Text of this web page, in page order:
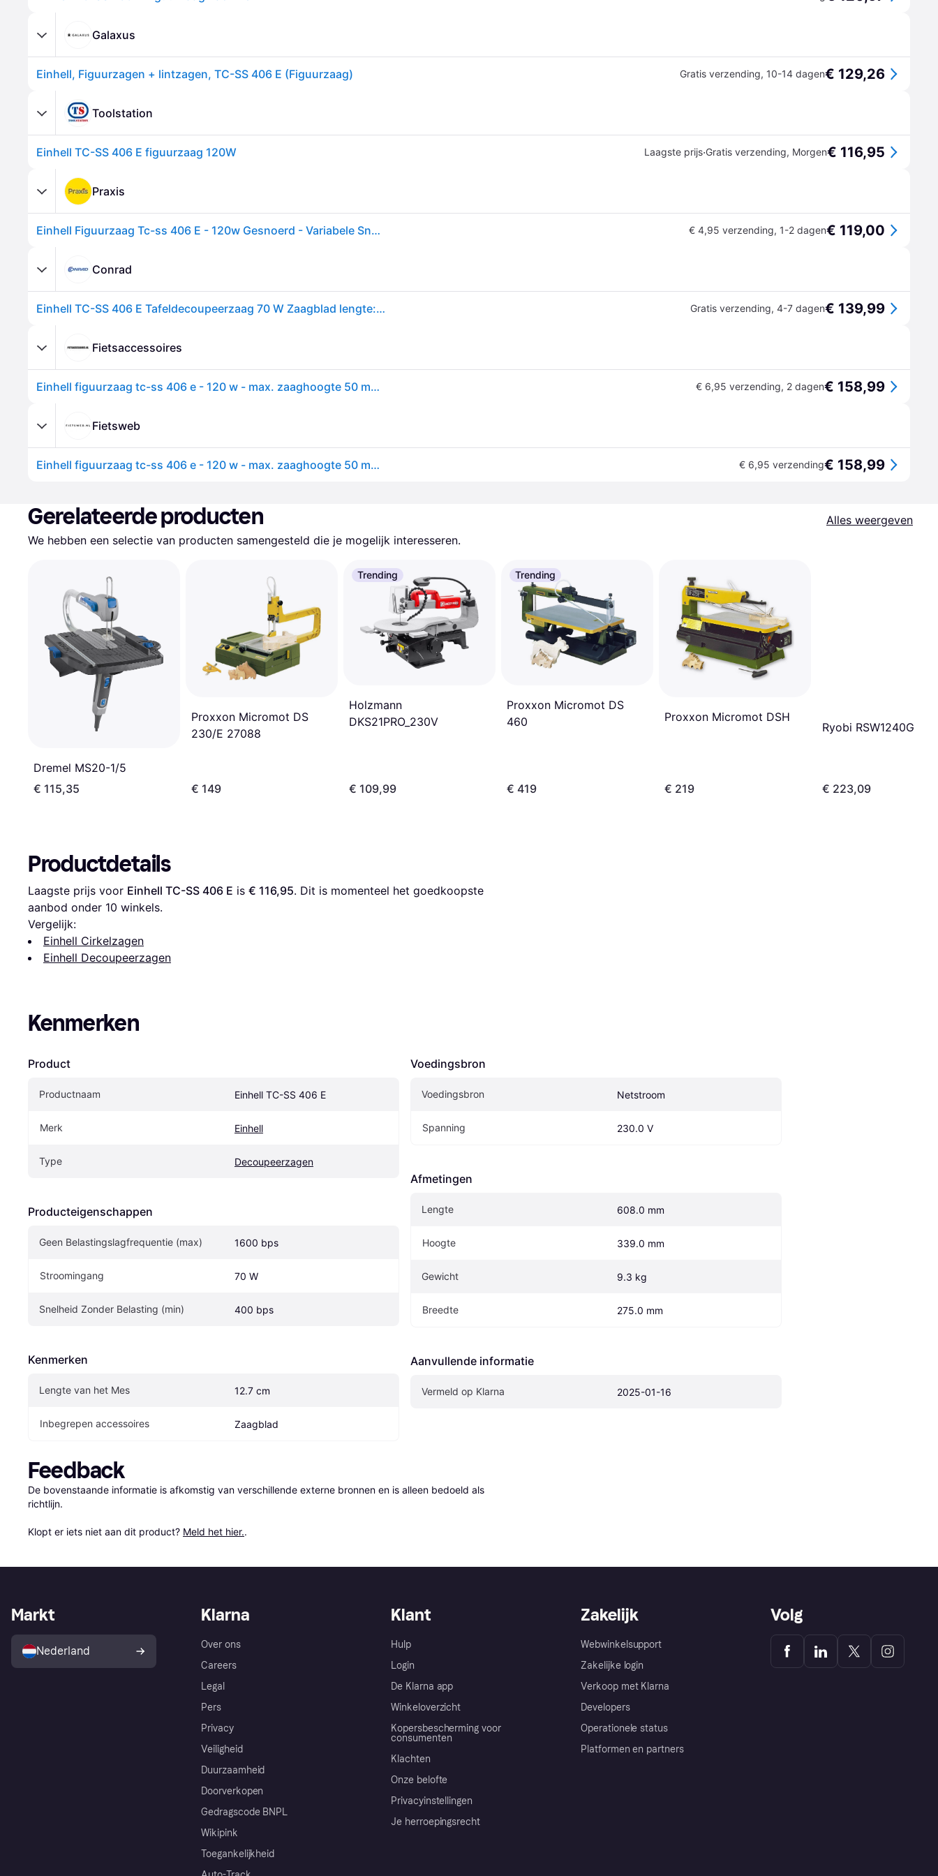
Galaxus
Einhell, Figuurzagen + lintzagen, TC-SS 406 E (Figuurzaag) Gratis verzending, 10-14 dagen€ 129,26
Toolstation
Einhell TC-SS 406 E figuurzaag 120W Laagste prijs·Gratis verzending, Morgen€ 116,95
Praxis
Einhell Figuurzaag Tc-ss 406 E - 120w Gesnoerd - Variabele Snelheid € 4,95 verzending, 1-2 dagen€ 119,00
Conrad
Einhell TC-SS 406 E Tafeldecoupeerzaag 70 W Zaagblad lengte: 12.7 mm Gratis verzending, 4-7 dagen€ 139,99
Fietsaccessoires
Einhell figuurzaag tc-ss 406 e - 120 w - max. zaaghoogte 50 mm - tafelgrootte 415 x 250 mm € 6,95 verzending, 2 dagen€ 158,99
Fietsweb
Einhell figuurzaag tc-ss 406 e - 120 w - max. zaaghoogte 50 mm - tafelgrootte 415 x 250 mm € 6,95 verzending€ 158,99
Gerelateerde producten
Alles weergeven
We hebben een selectie van producten samengesteld die je mogelijk interesseren.
Dremel MS20-1/5
€ 115,35
Proxxon Micromot DS
230/E 27088
€ 149
Trending
Holzmann
DKS21PRO_230V
€ 109,99
Trending
Proxxon Micromot DS
460
€ 419
Proxxon Micromot DSH
€ 219
Ryobi RSW1240G
€ 223,09
Productdetails
Laagste prijs voor Einhell TC-SS 406 E is € 116,95. Dit is momenteel het goedkoopste
aanbod onder 10 winkels.
Vergelijk:
Einhell Cirkelzagen
Einhell Decoupeerzagen
Kenmerken
Product
Productnaam Einhell TC-SS 406 E
Merk Einhell
Type Decoupeerzagen
Producteigenschappen
Geen Belastingslagfrequentie (max) 1600 bps
Stroomingang 70 W
Snelheid Zonder Belasting (min) 400 bps
Kenmerken
Lengte van het Mes 12.7 cm
Inbegrepen accessoires Zaagblad
Voedingsbron
Voedingsbron Netstroom
Spanning 230.0 V
Afmetingen
Lengte 608.0 mm
Hoogte 339.0 mm
Gewicht 9.3 kg
Breedte 275.0 mm
Aanvullende informatie
Vermeld op Klarna 2025-01-16
Feedback
De bovenstaande informatie is afkomstig van verschillende externe bronnen en is alleen bedoeld als
richtlijn.
Klopt er iets niet aan dit product? Meld het hier..
Klarna
Over ons
Careers
Legal
Pers
Privacy
Veiligheid
Duurzaamheid
Doorverkopen
Gedragscode BNPL
Wikipink
Toegankelijkheid
Klant
Hulp
Login
De Klarna app
Winkeloverzicht
Kopersbescherming voor
consumenten
Klachten
Onze belofte
Privacyinstellingen
Je herroepingsrecht
Zakelijk
Webwinkelsupport
Zakelijke login
Verkoop met Klarna
Developers
Operationele status
Platformen en partners
Markt
Nederland
Volg